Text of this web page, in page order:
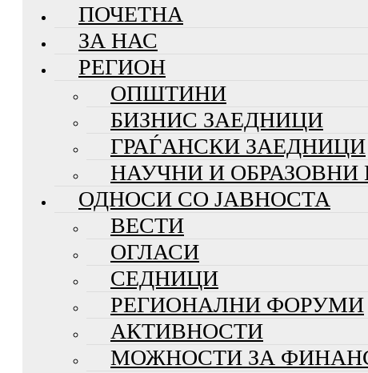
ПОЧЕТНА
ЗА НАС
РЕГИОН
ОПШТИНИ
БИЗНИС ЗАЕДНИЦИ
ГРАЃАНСКИ ЗАЕДНИЦИ
НАУЧНИ И
ОДНОСИ СО ЈАВНОСТА
ВЕСТИ
ОГЛАСИ
СЕДНИЦИ
РЕГИОНАЛНИ ФОРУМИ
АКТИВНОСТИ
МОЖНОСТИ ЗА